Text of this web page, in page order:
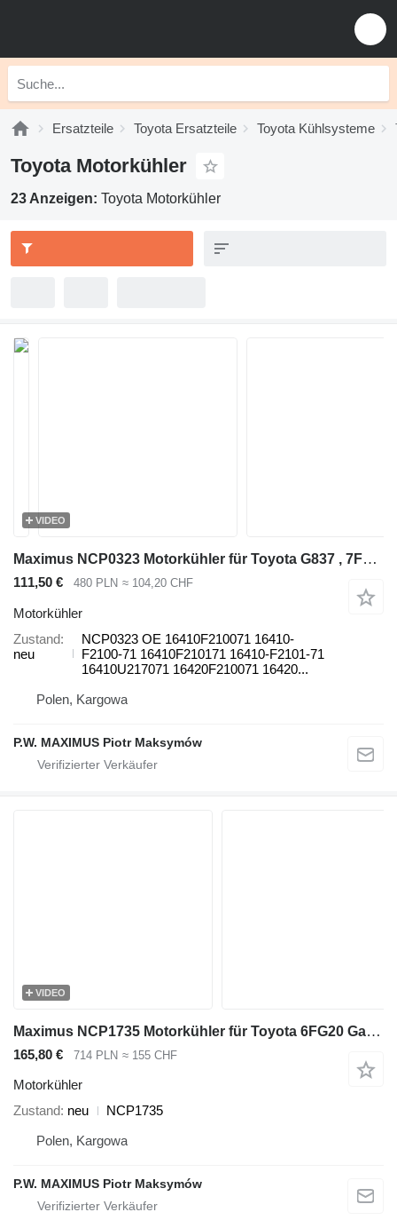
Ersatzteile Toyota Ersatzteile Toyota Kühlsysteme
Toyota Motorkühler
23 Anzeigen: Toyota Motorkühler
VIDEO
Maximus NCP0323 Motorkühler für Toyota G837 , 7FDU30 , 7FDU32 , 7FDGU30 , 7FGU32 , 7FDU20 , 7FDU25 , 7FDGU20 , 7FGU25 Diesel-Gabelstapler
111,50 € 480 PLN ≈ 104,20 CHF
Motorkühler
Zustand
neu
NCP0323 OE 16410F210071 16410-
F2100-71 16410F210171 16410-F2101-71
16410U217071 16420F210071 16420...
Polen, Kargowa
P.W. MAXIMUS Piotr Maksymów
VIDEO
Maximus NCP1735 Motorkühler für Toyota 6FG20 Gas-Gabelstapler
165,80 € 714 PLN ≈ 155 CHF
Motorkühler
Zustand neu
NCP1735
Polen, Kargowa
P.W. MAXIMUS Piotr Maksymów